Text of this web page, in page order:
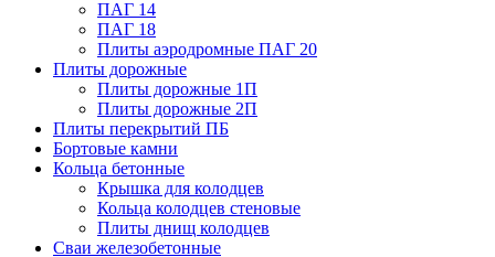
ПАГ 14
ПАГ 18
Плиты аэродромные ПАГ 20
Плиты дорожные
Плиты дорожные 1П
Плиты дорожные 2П
Плиты перекрытий ПБ
Бортовые камни
Кольца бетонные
Крышка для колодцев
Кольца колодцев стеновые
Плиты днищ колодцев
Сваи железобетонные